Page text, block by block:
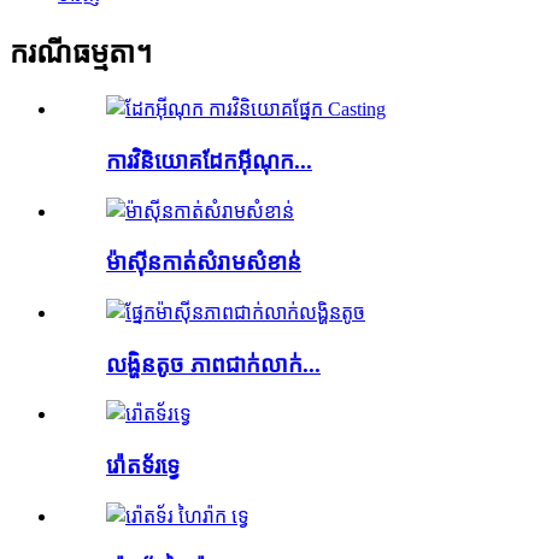
ករណីធម្មតា។
ការវិនិយោគដែកអ៊ីណុក...
ម៉ាស៊ីនកាត់សំរាមសំខាន់
លង្ហិនតូច ភាពជាក់លាក់...
រ៉ោតទ័រទ្វេ